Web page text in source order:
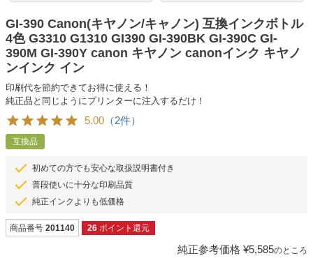
説明書ダウンロード
GI-390 Canon(キヤノン/キャノン) 互換インクボトル
4色 G3310 G1310 GI390 GI-390BK GI-390C GI-
390M GI-390Y canon キヤノン canonインク キヤノ
ンインク イン
印刷代を節約できてお得に使える！
純正品と同じようにプリンターに注入するだけ！
5.00 （2件）
互換品
初めての方でも安心な取扱説明書付き
普段使いに十分な印刷品質
純正インクよりも低価格
商品番号 201140 26 ポイント還元
純正参考価格 ¥5,585のところ